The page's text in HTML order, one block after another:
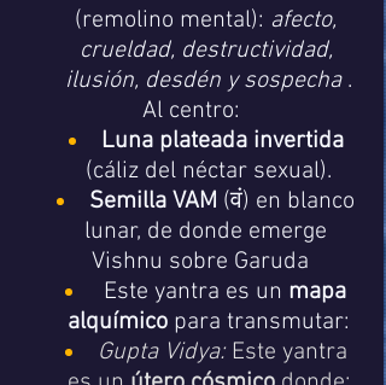
(remolino mental): afecto,
crueldad, destructividad,
ilusión, desdén y sospecha .
Al centro:
Luna plateada invertida
(cáliz del néctar sexual).
Semilla VAM (वं) en blanco
lunar, de donde emerge
Vishnu sobre Garuda
Este yantra es un mapa
alquímico para transmutar:
Gupta Vidya: Este yantra